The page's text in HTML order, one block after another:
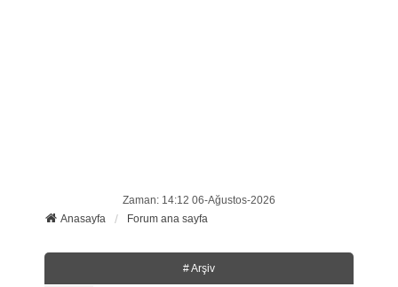
Zaman: 14:12 06-Ağustos-2026
Anasayfa
Forum ana sayfa
# Arşiv